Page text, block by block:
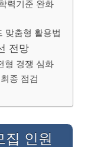
력기준 완화
맞춤형 활용법
전망
형 경쟁 심화
종 점검
집 인원